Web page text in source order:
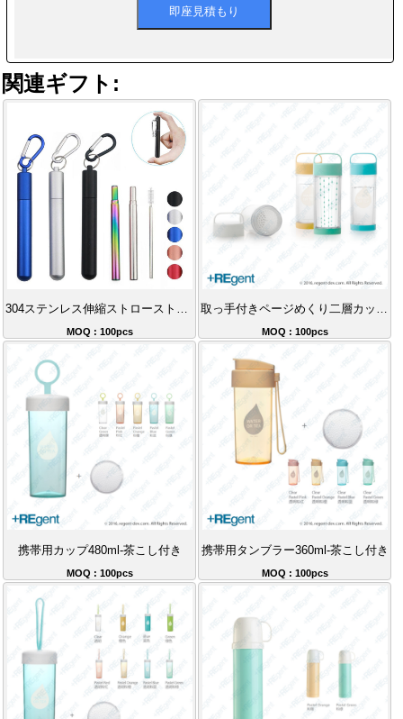
関連ギフト:
MOQ : 100pcs MOQ : 100pcs
携帯用カップ480ml-茶こし付き
MOQ : 100pcs
携帯用タンブラー360ml-茶こし付き
MOQ : 100pcs